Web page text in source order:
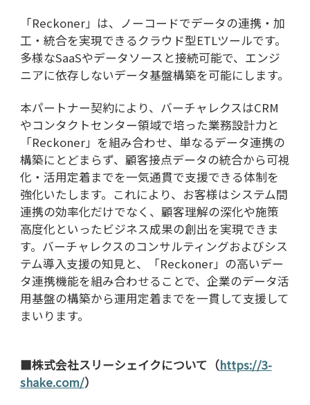
「Reckoner」は、ノーコードでデータの連携・加
工・統合を実現できるクラウド型ETLツールです。
多様なSaaSやデータソースと接続可能で、エンジ
ニアに依存しないデータ基盤構築を可能にします。
本パートナー契約により、バーチャレクスはCRM
やコンタクトセンター領域で培った業務設計力と
「Reckoner」を組み合わせ、単なるデータ連携の
構築にとどまらず、顧客接点データの統合から可視
化・活用定着までを一気通貫で支援できる体制を
強化いたします。これにより、お客様はシステム間
連携の効率化だけでなく、顧客理解の深化や施策
高度化といったビジネス成果の創出を実現できま
す。バーチャレクスのコンサルティングおよびシス
テム導入支援の知見と、「Reckoner」の高いデー
タ連携機能を組み合わせることで、企業のデータ活
用基盤の構築から運用定着までを一貫して支援して
まいります。
■株式会社スリーシェイクについて（https://3-
shake.com/）